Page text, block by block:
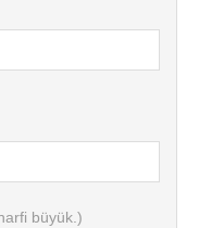
büyük.)